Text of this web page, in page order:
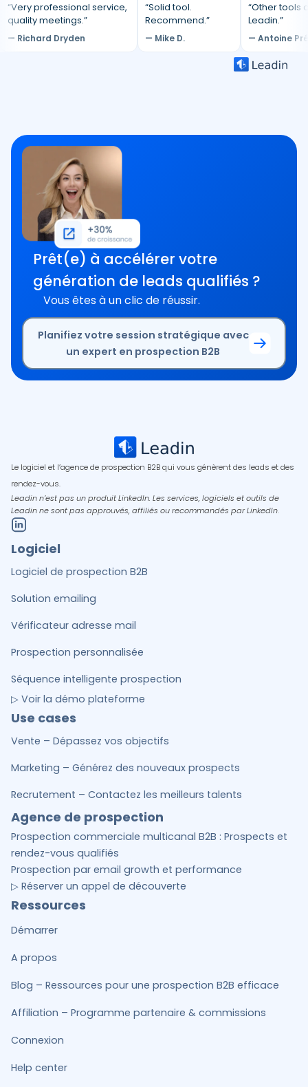
“Very professional service,
quality meetings.”
— Richard Dryden
“Solid tool.
Recommend.”
— Mike D.
“Other tools
Leadin.”
— Antoine
Prêt(e) à accélérer votre
génération de leads qualifiés ?
Vous êtes à un clic de réussir.
Planifiez votre session stratégique avec
un expert en prospection B2B
Le logiciel et l’agence de prospection B2B qui vous génèrent des leads et des
rendez-vous.
Leadin n’est pas un produit LinkedIn. Les services, logiciels et outils de
Leadin ne sont pas approuvés, affiliés ou recommandés par LinkedIn.
Logiciel
Logiciel de prospection B2B
Solution emailing
Vérificateur adresse mail
Prospection personnalisée
Séquence intelligente prospection
▷ Voir la démo plateforme
Use cases
Vente – Dépassez vos objectifs
Marketing – Générez des nouveaux prospects
Recrutement – Contactez les meilleurs talents
Agence de prospection
Prospection commerciale multicanal B2B : Prospects et
rendez-vous qualifiés
Prospection par email growth et performance
▷ Réserver un appel de découverte
Ressources
Démarrer
A propos
Blog – Ressources pour une prospection B2B efficace
Affiliation – Programme partenaire & commissions
Connexion
Help center